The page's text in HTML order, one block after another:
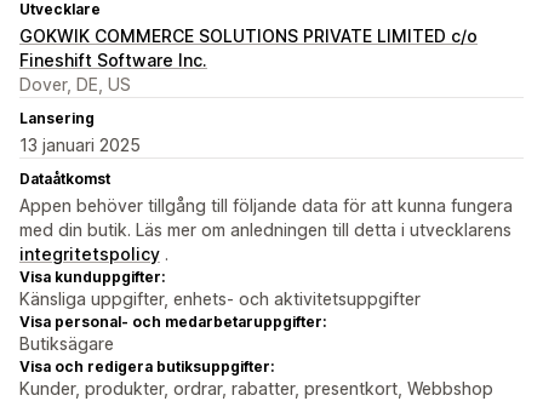
Utvecklare
GOKWIK COMMERCE SOLUTIONS PRIVATE LIMITED c/o
Fineshift Software Inc.
Dover, DE, US
Lansering
13 januari 2025
Dataåtkomst
Appen behöver tillgång till följande data för att kunna fungera
med din butik. Läs mer om anledningen till detta i utvecklarens
integritetspolicy .
Visa kunduppgifter:
Känsliga uppgifter, enhets- och aktivitetsuppgifter
Visa personal- och medarbetaruppgifter:
Butiksägare
Visa och redigera butiksuppgifter:
Kunder, produkter, ordrar, rabatter, presentkort, Webbshop